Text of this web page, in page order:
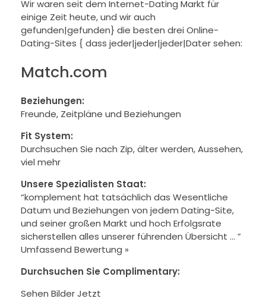
Wir waren seit dem Internet-Dating Markt für
einige Zeit heute, und wir auch
gefunden|gefunden} die besten drei Online-
Dating-Sites { dass jeder|jeder|jeder|Dater sehen:
Match.com
Beziehungen:
Freunde, Zeitpläne und Beziehungen
Fit System:
Durchsuchen Sie nach Zip, älter werden, Aussehen,
viel mehr
Unsere Spezialisten Staat:
“komplement hat tatsächlich das Wesentliche
Datum und Beziehungen von jedem Dating-Site,
und seiner großen Markt und hoch Erfolgsrate
sicherstellen alles unserer führenden Übersicht … ”
Umfassend Bewertung »
Durchsuchen Sie Complimentary:
Sehen Bilder Jetzt